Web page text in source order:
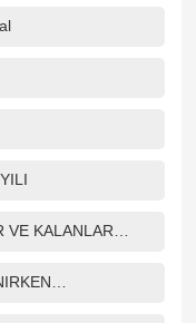
VE KALANLAR…